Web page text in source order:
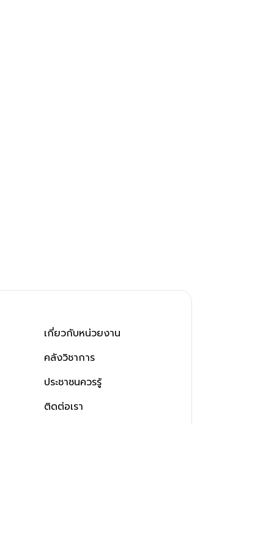
เกี่ยวกับหน่วยงาน
คลังวิชาการ
ประชาชนควรรู้
ติดต่อเรา